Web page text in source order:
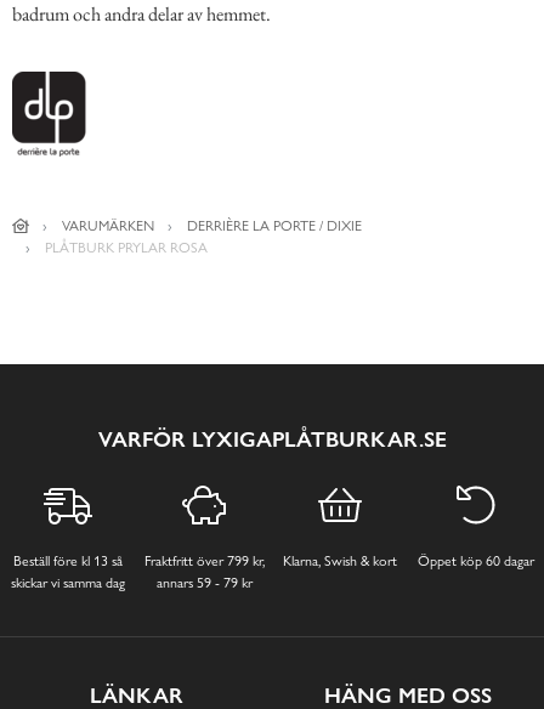
badrum och andra delar av hemmet.
VARUMÄRKEN
DERRIÈRE LA PORTE / DIXIE
PLÅTBURK PRYLAR ROSA
VARFÖR LYXIGAPLÅTBURKAR.SE
Beställ före kl 13 så
skickar vi samma dag
Fraktfritt över 799 kr,
annars 59 - 79 kr
Klarna, Swish & kort Öppet köp 60 dagar
LÄNKAR HÄNG MED OSS